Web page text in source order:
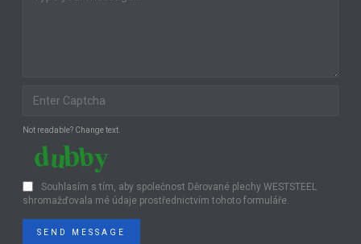
Not readable? Change text.
Souhlasím s tím, aby společnost Děrované plechy WESTSTEEL
shromažďovala mé údaje prostřednictvím tohoto formuláře.
SEND MESSAGE